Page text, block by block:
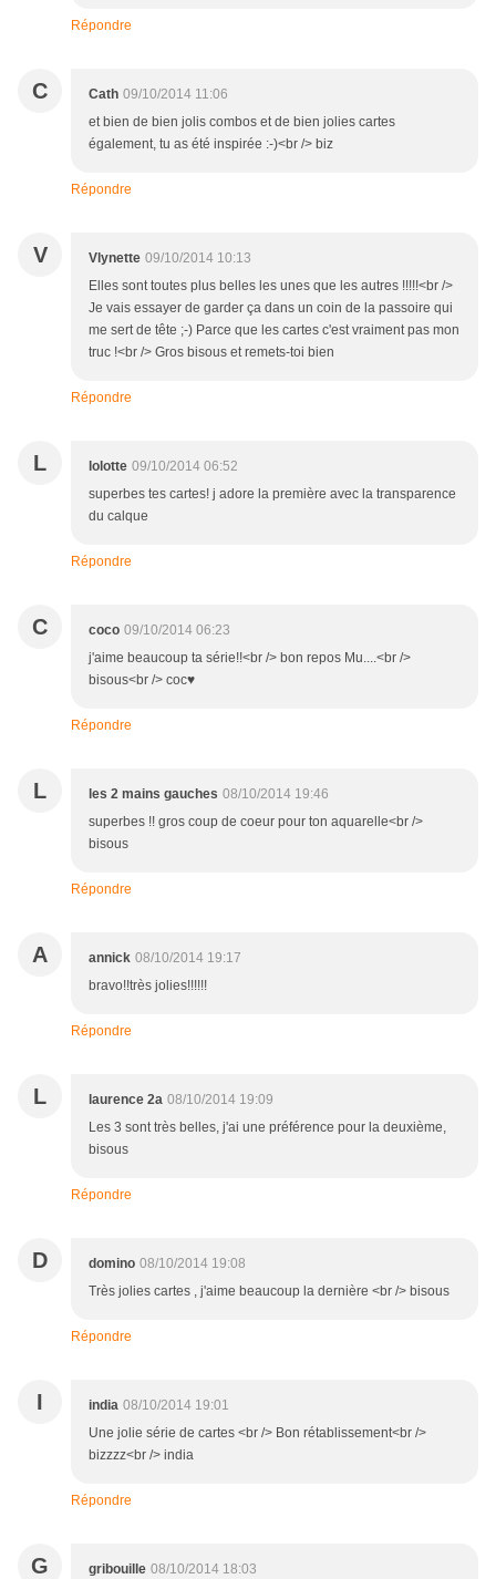
Répondre
C Cath 09/10/2014 11:06
et bien de bien jolis combos et de bien jolies cartes
également, tu as été inspirée :-)<br /> biz
Répondre
V Vlynette 09/10/2014 10:13
Elles sont toutes plus belles les unes que les autres !!!!!<br />
Je vais essayer de garder ça dans un coin de la passoire qui
me sert de tête ;-) Parce que les cartes c'est vraiment pas mon
truc !<br /> Gros bisous et remets-toi bien
Répondre
L lolotte 09/10/2014 06:52
superbes tes cartes! j adore la première avec la transparence
du calque
Répondre
C coco 09/10/2014 06:23
j'aime beaucoup ta série!!<br /> bon repos Mu....<br />
bisous<br /> coc♥
Répondre
L les 2 mains gauches 08/10/2014 19:46
superbes !! gros coup de coeur pour ton aquarelle<br />
bisous
Répondre
A annick 08/10/2014 19:17
bravo!!très jolies!!!!!!
Répondre
L laurence 2a 08/10/2014 19:09
Les 3 sont très belles, j'ai une préférence pour la deuxième,
bisous
Répondre
D domino 08/10/2014 19:08
Très jolies cartes , j'aime beaucoup la dernière <br /> bisous
Répondre
I india 08/10/2014 19:01
Une jolie série de cartes <br /> Bon rétablissement<br />
bizzzz<br /> india
Répondre
G gribouille 08/10/2014 18:03